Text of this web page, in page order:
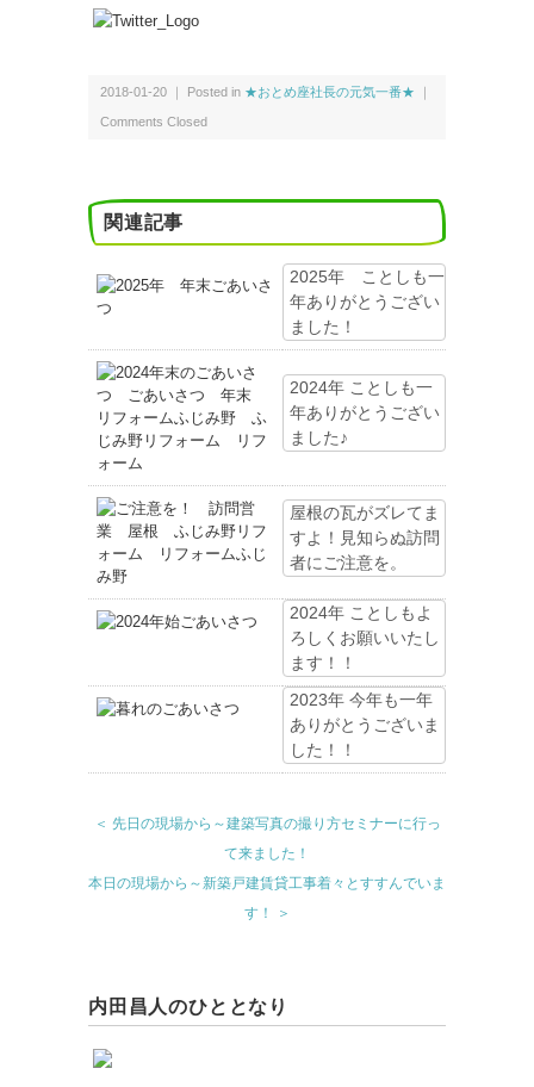
2018-01-20 ｜ Posted in ★おとめ座社長の元気一番★ ｜
Comments Closed
関連記事
2025年 ことしも一
年ありがとうござい
ました！
2024年 ことしも一
年ありがとうござい
ました♪
屋根の瓦がズレてま
すよ！見知らぬ訪問
者にご注意を。
2024年 ことしもよ
ろしくお願いいたし
ます！！
2023年 今年も一年
ありがとうございま
した！！
＜ 先日の現場から～建築写真の撮り方セミナーに行っ
て来ました！
本日の現場から～新築戸建賃貸工事着々とすすんでいま
す！ ＞
内田昌人のひととなり